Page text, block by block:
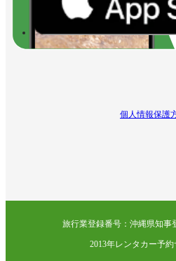
個人情報保護
旅行業登録番号：沖縄県知事
2013年レンタカー予